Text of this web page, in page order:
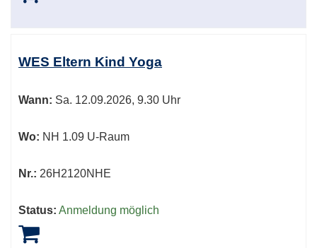
WES Eltern Kind Yoga
Wann: Sa. 12.09.2026, 9.30 Uhr
Wo: NH 1.09 U-Raum
Nr.: 26H2120NHE
Status: Anmeldung möglich